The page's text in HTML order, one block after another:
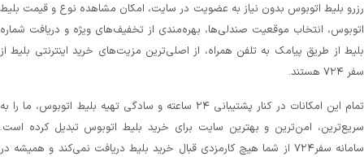
رزرو بلیط اتوبوس بدون نیاز به عضویت در سایت، امکان مشاهده نوع و قیمت بلیط
اتوبوس، انتخاب موقعیت صندلی‌ها، بهره‌مندی از تخفیف‌های ویژه و دریافت شماره‌
بلیط از طریق پیامک به تلفن همراه، از اصلی‌ترین مزیت‌های خرید اینترنتی بلیط از
سفر ۷۲۴ هستند.
تمام این امکانات در کنار پشتیبانی‌ ۲۴ ساعته و سادگی تهیه بلیط اتوبوس، ما را به
سریع‌ترین، امن‌ترین و بهترین سایت برای خرید بلیط اتوبوس تبدیل کرده است.
سامانه سفر۷۲۴ از شما هیچ کارمزدی قبال خرید بلیط دریافت نمی‌کند و همیشه در